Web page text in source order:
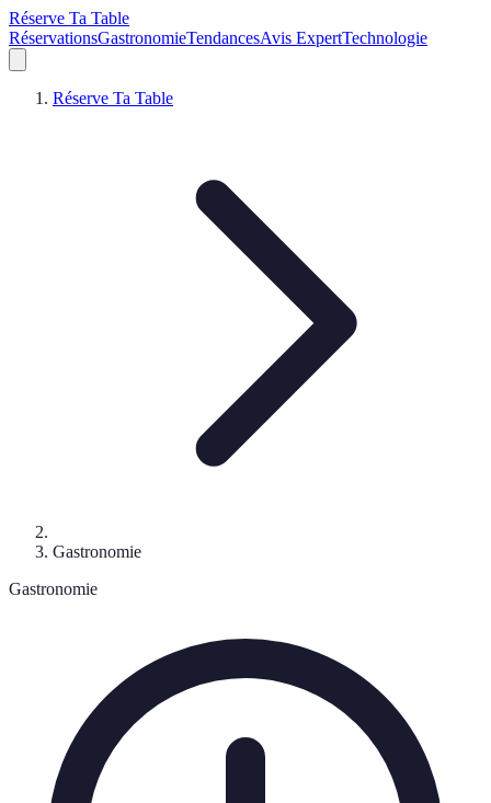
Réserve Ta Table
RéservationsGastronomieTendancesAvis ExpertTechnologie
Réserve Ta Table
Gastronomie
Gastronomie